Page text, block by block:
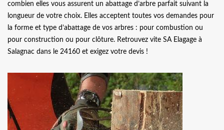
combien elles vous assurent un abattage d’arbre parfait suivant la
longueur de votre choix. Elles acceptent toutes vos demandes pour
la forme et type d’abattage de vos arbres : pour combustion ou
pour construction ou pour clôture. Retrouvez vite SA Elagage à
Salagnac dans le 24160 et exigez votre devis !